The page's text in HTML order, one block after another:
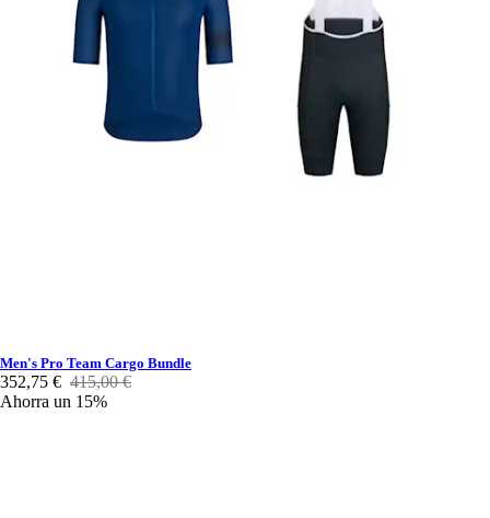
Men's Pro Team Cargo Bundle
352,75 € 415,00 €
Ahorra un 15%